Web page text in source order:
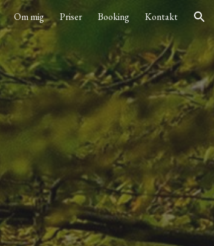
Om mig Priser Booking Kontakt